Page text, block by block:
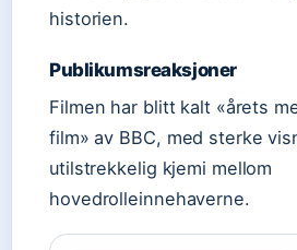
historien.
Publikumsreaksjoner
Filmen har blitt kalt «årets
film» av BBC, med sterke
utilstrekkelig kjemi mellom
hovedrolleinnehaverne.